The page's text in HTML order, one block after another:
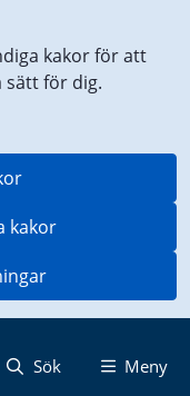
kakor för att
sätt för dig.
kakor
Sök Meny